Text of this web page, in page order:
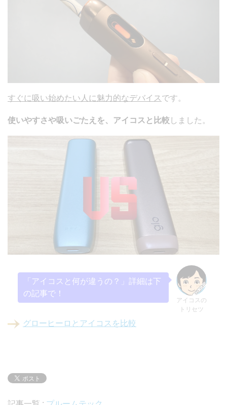
すぐに吸い始めたい人に魅力的なデバイス です。
使いやすさや吸いごたえを、アイコスと比較 しました。
アイコスの
トリセツ
「アイコスと何が違うの？」詳細は下
の記事で！
グローヒーロとアイコスを比較